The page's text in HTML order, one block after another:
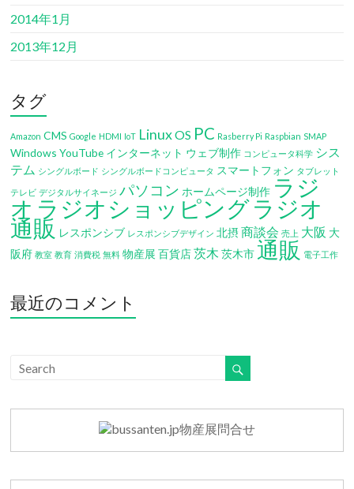
2014年1月
2013年12月
タグ
Amazon CMS Google HDMI IoT LinuxOS PC Rasberry Pi Raspbian SMAP
Windows YouTube インターネット ウェブ制作 コンピュータ科学 シス
テム シングルボード シングルボードコンピュータ スマートフォン タブレット
テレビ デジタルサイネージ パソコン ホームページ制作 ラジ
オ ラジオショッピングラジオ
通販 レスポンシブ レスポンシブデザイン 北摂 商談会 売上 大阪 大
阪府 教室 教育 消費税 無料 物産展 百貨店 茨木 茨木市 通販 電子工作
最近のコメント